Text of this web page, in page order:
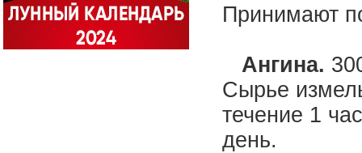
Принимают
Ангина.
Сырье
течение 1
день.